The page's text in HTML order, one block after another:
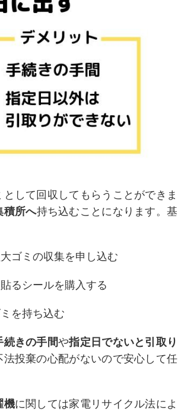
して回収してもらうことができま
積所へ持ち込むことになります。基
ゴミの収集を申し込む
るシールを購入する
を持ち込む
続きの手間や指定日でないと引取り
投棄の心配がないので安心して任
機に関しては家電リサイクル法によ